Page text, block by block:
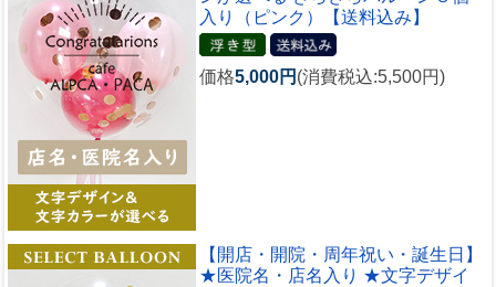
入り（ピンク）【送料込み】
価格5,000円 (消費税込:5,500円)
【開店・開院・周年祝い・誕生日】
★医院名・店名入り ★文字デザイ